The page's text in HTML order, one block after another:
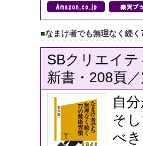
■なまけ者でも無理なく続く
SBクリエイテ
新書・208頁
自
そ
べ